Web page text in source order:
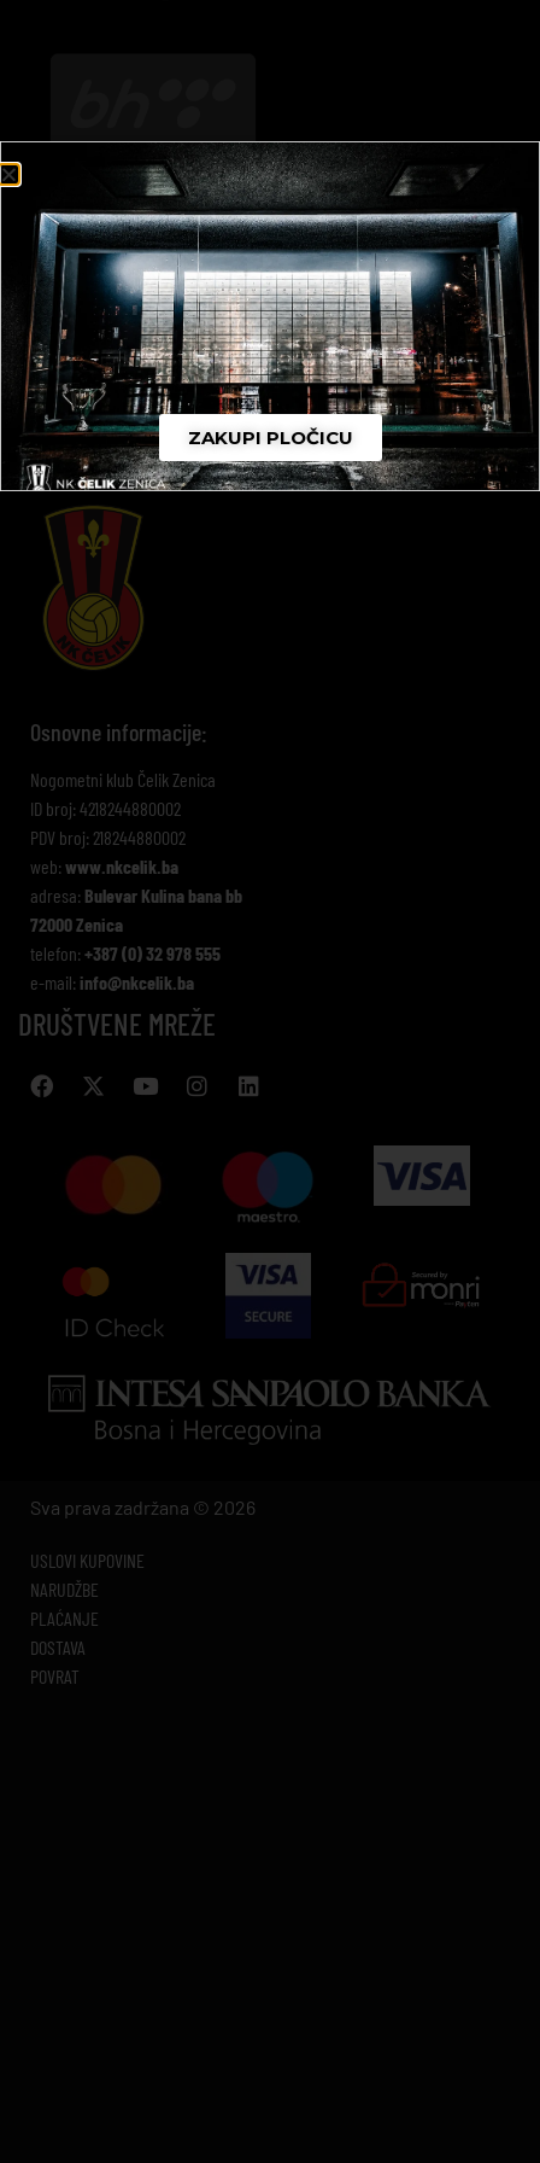
SAMOČELIK
Osnovne informacije:
Nogometni klub Čelik Zenica
ID broj: 4218244880002
PDV broj: 218244880002
web: www.nkcelik.ba
adresa: Bulevar Kulina bana bb
72000 Zenica
telefon: +387 (0) 32 978 555
e-mail: info@nkcelik.ba
DRUŠTVENE MREŽE
Sva prava zadržana © 2026
USLOVI KUPOVINE
NARUDŽBE
PLAĆANJE
DOSTAVA
POVRAT
ZAKUPI PLOČICU